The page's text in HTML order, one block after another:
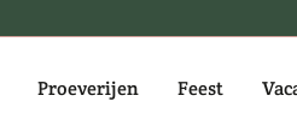
Proeverijen Feest